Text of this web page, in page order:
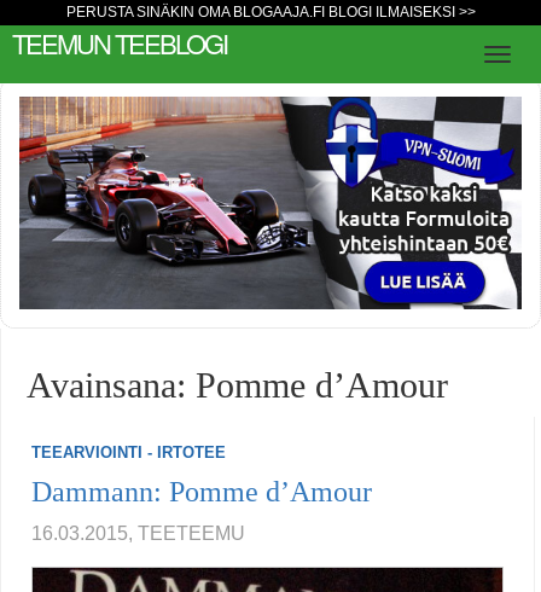
PERUSTA SINÄKIN OMA BLOGAAJA.FI BLOGI ILMAISEKSI >>
TEEMUN TEEBLOGI
Avainsana: Pomme d’Amour
TEEARVIOINTI - IRTOTEE
Dammann: Pomme d’Amour
16.03.2015, TEETEEMU